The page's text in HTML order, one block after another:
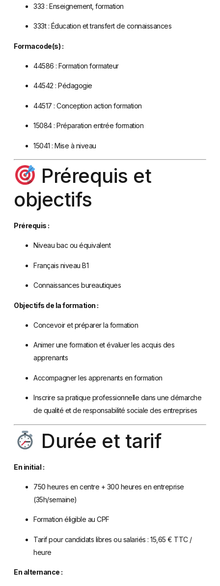
333 : Enseignement, formation
333t : Éducation et transfert de connaissances
Formacode(s) :
44586 : Formation formateur
44542 : Pédagogie
44517 : Conception action formation
15084 : Préparation entrée formation
15041 : Mise à niveau
Prérequis et
objectifs
Prérequis :
Niveau bac ou équivalent
Français niveau B1
Connaissances bureautiques
Objectifs de la formation :
Concevoir et préparer la formation
Animer une formation et évaluer les acquis des
apprenants
Accompagner les apprenants en formation
Inscrire sa pratique professionnelle dans une démarche
de qualité et de responsabilité sociale des entreprises
Durée et tarif
En initial :
750 heures en centre + 300 heures en entreprise
(35h/semaine)
Formation éligible au CPF
Tarif pour candidats libres ou salariés : 15,65 € TTC /
heure
En alternance :